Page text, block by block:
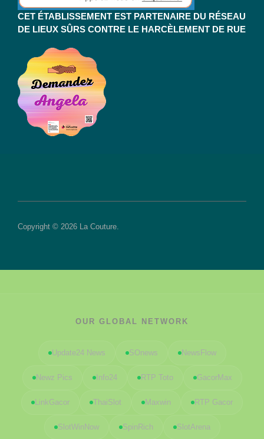
CET ÉTABLISSEMENT EST PARTENAIRE DU RÉSEAU
DE LIEUX SÛRS CONTRE LE HARCÈLEMENT DE RUE
Copyright © 2026 La Couture.
OUR GLOBAL NETWORK
Update24 News SOnews NewsFlow
Newz Pics Info24 RTP Toto GacorMax
LinkGacor ThaiSlot Maxwin RTP Gacor
SlotWinNow SpinRich SlotArena